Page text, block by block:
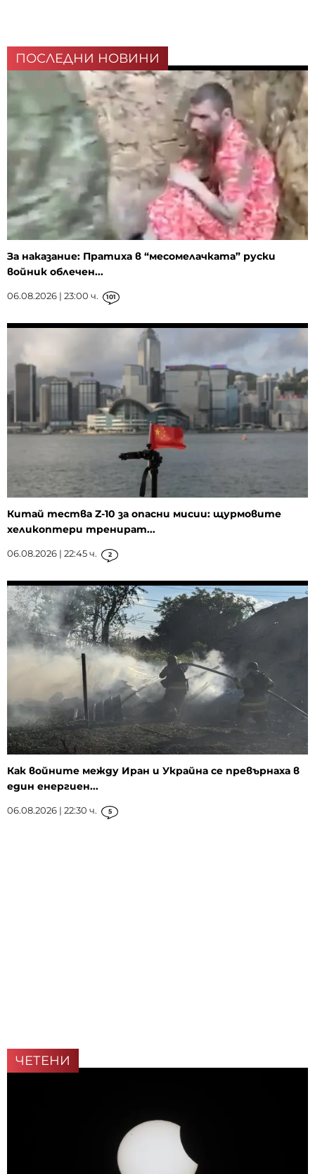
ПОСЛЕДНИ НОВИНИ
За наказание: Пратиха в “месомелачката” руски
войник облечен...
06.08.2026 | 23:00 ч. 101
Китай тества Z-10 за опасни мисии: щурмовите
хеликоптери тренират...
06.08.2026 | 22:45 ч. 2
Как войните между Иран и Украйна се превърнаха в
един енергиен...
06.08.2026 | 22:30 ч. 5
ЧЕТЕНИ